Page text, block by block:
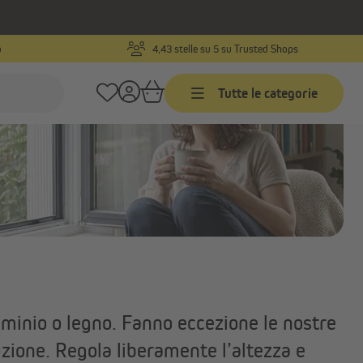
4,43 stelle su 5 su Trusted Shops
Tutte le categorie
Veneziane su misura
Veneziane in misure standard
Veneziane in alluminio
o legno. Fanno eccezione le nostre
Regola liberamente l’altezza e